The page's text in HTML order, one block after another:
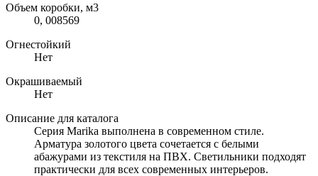
Объем коробки, м3
0, 008569
Огнестойкий
Нет
Окрашиваемый
Нет
Описание для каталога
Серия Marika выполнена в современном стиле.
Арматура золотого цвета сочетается с белыми
абажурами из текстиля на ПВХ. Светильники подходят
практически для всех современных интерьеров.